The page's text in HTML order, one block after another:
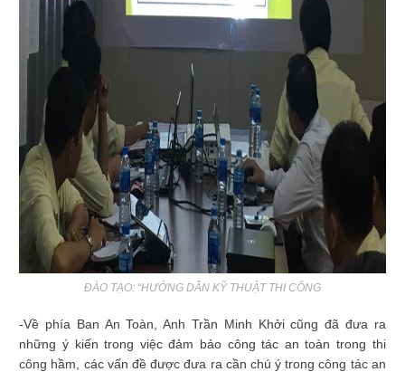
ĐÀO TẠO: “HƯỚNG DẪN KỸ THUẬT THI CÔNG
-Về phía Ban An Toàn, Anh Trần Minh Khởi cũng đã đưa ra
những ý kiến trong việc đảm bảo công tác an toàn trong thi
công hầm, các vấn đề được đưa ra cần chú ý trong công tác an